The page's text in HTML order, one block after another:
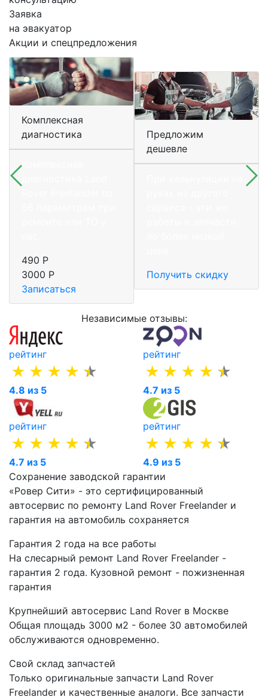
Заявка
на эвакуатор
Акции и спецпредложения
Комплексная
диагностика
Комплексная
490 Р
3000 Р
Записаться
Предложим
дешевле
Получить скидку
Независимые отзывы:
рейтинг
4.8 из 5
рейтинг
4.7 из 5
рейтинг
4.7 из 5
рейтинг
4.9 из 5
Сохранение заводской гарантии
«Ровер Сити» - это сертифицированный
автосервис по ремонту Land Rover Freelander и
гарантия на автомобиль сохраняется
Гарантия 2 года на все работы
На слесарный ремонт Land Rover Freelander -
гарантия 2 года. Кузовной ремонт - пожизненная
гарантия
Крупнейший автосервис Land Rover в Москве
Общая площадь 3000 м2 - более 30 автомобилей
обслуживаются одновременно.
Свой склад запчастей
Только оригинальные запчасти Land Rover
Freelander и качественные аналоги. Все запчасти